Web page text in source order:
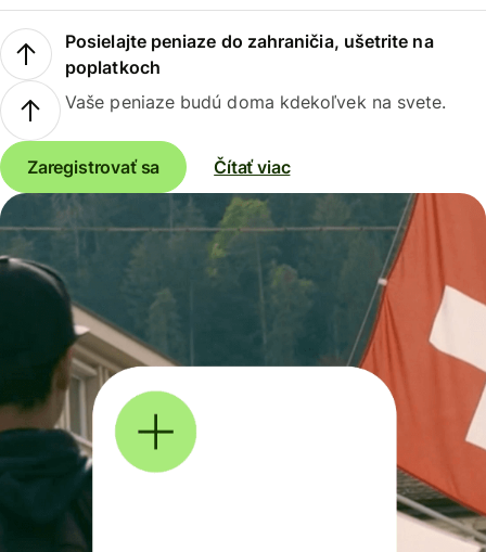
Posielajte peniaze do zahraničia, ušetrite na
poplatkoch
Vaše peniaze budú doma kdekoľvek na svete.
Zaregistrovať sa Čítať viac